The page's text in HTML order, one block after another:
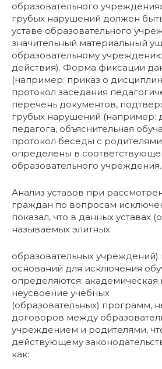
образовательного
грубых нарушений должен
уставе образовательного
значительный материальный
образовательному
действия). Форма фиксации
(например: приказ о
протокол заседания
перечень документов,
грубых нарушений (например:
педагога, объяснительная
протокол беседы с
определены в
образовательного учреждения.
Анализ уставов при
граждан по вопросам
показал, что в данных уставах
называемых элитных
образовательных учреждений)
оснований для исключения
определяются: академическая
неусвоение учебных
(образовательных) программ,
договоров между
учреждением и родителями,
действующему
как: